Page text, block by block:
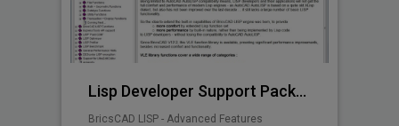
Lisp Developer Support Package (LDSP)
BricsCAD LISP - Advanced Features